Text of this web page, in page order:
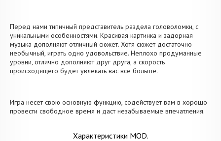
Перед нами типичный представитель раздела головоломки, с
уникальными особенностями. Красивая картинка и задорная
музыка дополняют отличный сюжет. Хотя сюжет достаточно
необычный, играть одно удовольствие. Неплохо продуманные
уровни, отлично дополняют друг друга, а скорость
происходящего будет увлекать вас все больше.
Игра несет свою основную функцию, содействует вам в хорошо
провести свободное время и даст незабываемые впечатления.
Характеристики MOD.